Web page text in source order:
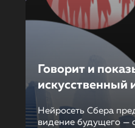
Говорит и
искусственный
Нейросеть Сбера
видение будущего —